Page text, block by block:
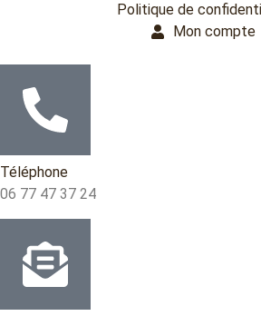
Politique de
Mon compte
Téléphone
06 77 47 37 24